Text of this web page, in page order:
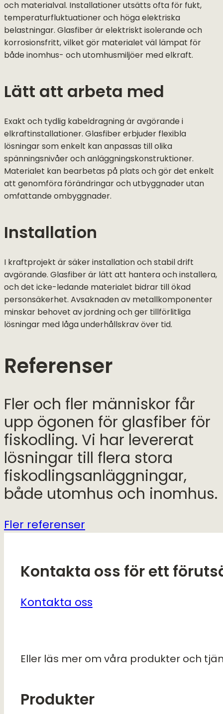
och materialval. Installationer utsätts ofta för fukt,
temperaturfluktuationer och höga elektriska
belastningar. Glasfiber är elektriskt isolerande och
korrosionsfritt, vilket gör materialet väl lämpat för
både inomhus- och utomhusmiljöer med elkraft.
Lätt att arbeta med
Exakt och tydlig kabeldragning är avgörande i
elkraftinstallationer. Glasfiber erbjuder flexibla
lösningar som enkelt kan anpassas till olika
spänningsnivåer och anläggningskonstruktioner.
Materialet kan bearbetas på plats och gör det enkelt
att genomföra förändringar och utbyggnader utan
omfattande ombyggnader.
Installation
I kraftprojekt är säker installation och stabil drift
avgörande. Glasfiber är lätt att hantera och installera,
och det icke-ledande materialet bidrar till ökad
personsäkerhet. Avsaknaden av metallkomponenter
minskar behovet av jordning och ger tillförlitliga
lösningar med låga underhållskrav över tid.
Referenser
Fler och fler människor får
upp ögonen för glasfiber för
fiskodling. Vi har levererat
lösningar till flera stora
fiskodlingsanläggningar,
både utomhus och inomhus.
Fler referenser
Kontakta oss för ett
Kontakta oss
Eller läs mer om våra produkter och
Produkter